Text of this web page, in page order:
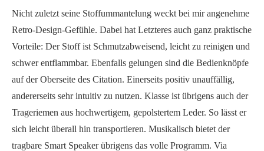
Nicht zuletzt seine Stoffummantelung weckt bei mir angenehme
Retro-Design-Gefühle. Dabei hat Letzteres auch ganz praktische
Vorteile: Der Stoff ist Schmutzabweisend, leicht zu reinigen und
schwer entflammbar. Ebenfalls gelungen sind die Bedienknöpfe
auf der Oberseite des Citation. Einerseits positiv unauffällig,
andererseits sehr intuitiv zu nutzen. Klasse ist übrigens auch der
Trageriemen aus hochwertigem, gepolstertem Leder. So lässt er
sich leicht überall hin transportieren. Musikalisch bietet der
tragbare Smart Speaker übrigens das volle Programm. Via